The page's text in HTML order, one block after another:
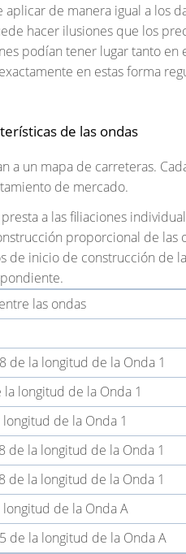
de manera igual a los
hacer ilusiones que los
podían tener lugar tanto
en estas forma
de las ondas
a un mapa de carreteras.
de mercado.
a las filiaciones
proporcional de las
inicio de construcción de
las ondas
de la longitud de la Onda 1
longitud de la Onda 1
de la Onda 1
de la longitud de la Onda 1
de la longitud de la Onda 1
de la Onda A
de la longitud de la Onda A